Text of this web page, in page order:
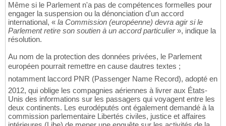
Même si le Parlement n'a pas de compétences formelles pour
engager la suspension ou la dénonciation d'un accord
international, « la Commission (européenne) devra agir si le
Parlement retire son soutien à un accord particulier», indique la
résolution.
Au nom de la protection des données privées, le Parlement
européen pourrait remettre en cause dautres textes ;
notamment laccord PNR (Passenger Name Record), adopté en
2012, qui oblige les compagnies aériennes à livrer aux États-
Unis des informations sur les passagers qui voyagent entre les
deux continents. Les eurodéputés ont également demandé à la
commission parlementaire Libertés civiles, justice et affaires